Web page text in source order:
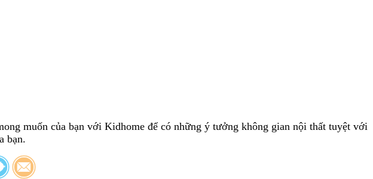
muốn của bạn với Kidhome để có những ý tưởng không gian nội thất tuyệt với
bạn.